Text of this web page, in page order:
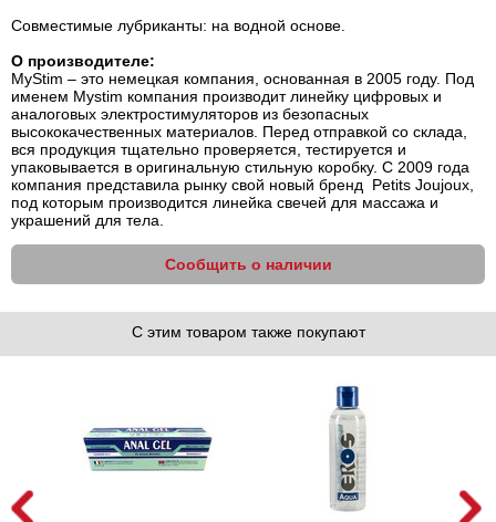
Совместимые лубриканты: на водной основе.
О производителе:
MyStim – это немецкая компания, основанная в 2005 году. Под
именем Mystim компания производит линейку цифровых и
аналоговых электростимуляторов из безопасных
высококачественных материалов. Перед отправкой со склада,
вся продукция тщательно проверяется, тестируется и
упаковывается в оригинальную стильную коробку. С 2009 года
компания представила рынку свой новый бренд Petits Joujoux,
под которым производится линейка свечей для массажа и
украшений для тела.
Сообщить о наличии
С этим товаром также покупают